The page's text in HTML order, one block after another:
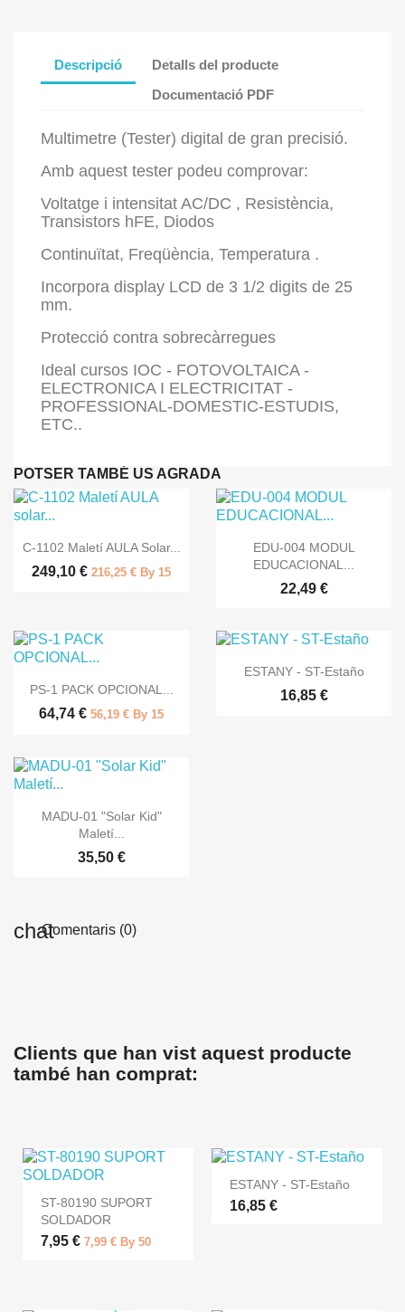
Descripció
Detalls del producte
Documentació PDF
Multimetre (Tester) digital de gran precisió.
Amb aquest tester podeu comprovar:
Voltatge i intensitat AC/DC , Resistència,
Transistors hFE, Diodos
Continuïtat, Freqüència, Temperatura .
Incorpora display LCD de 3 1/2 digits de 25
mm.
Protecció contra sobrecàrregues
Ideal cursos IOC - FOTOVOLTAICA -
ELECTRONICA I ELECTRICITAT -
PROFESSIONAL-DOMESTIC-ESTUDIS,
ETC..
POTSER TAMBÉ US AGRADA
 Vista ràpida
C-1102 Maletí AULA Solar...
249,10 € 216,25 € By 15
 Vista ràpida
EDU-004 MODUL
EDUCACIONAL...
22,49 €
 Vista ràpida
PS-1 PACK OPCIONAL...
64,74 € 56,19 € By 15
 Vista ràpida
ESTANY - ST-Estaño
16,85 €
 Vista ràpida
MADU-01 "Solar Kid"
Maletí...
35,50 €
Comentaris (0)
Clients que han vist aquest producte
també han comprat:
ST-80190 SUPORT
SOLDADOR
7,95 € 7,99 € By 50
ESTANY - ST-Estaño
16,85 €